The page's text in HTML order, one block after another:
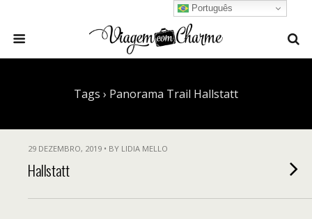
Tags › Panorama Trail Hallstatt
29 DEZEMBRO, 2019 • BY LIDIA MELLO
Hallstatt
Português